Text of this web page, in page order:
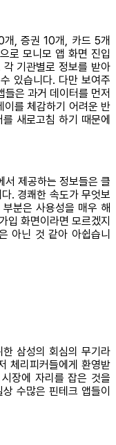
개, 증권 10개, 카드 5개
로 모니모 앱 화면 진입
기관별로 정보를 받아
있습니다. 다만 보여주
은 과거 데이터를 먼저
를 체감하기 어려운 반
새로고침 하기 때문에
서 제공하는 정보들은 클
. 경쾌한 속도가 무엇보
분은 사용성을 매우 해
입 화면이라면 모르겠지
아닌 것 같아 아쉽습니
삼성의 회심의 무기라
체리피커들에게 환영받
장에 자리를 잡은 것을
수많은 핀테크 앱들이